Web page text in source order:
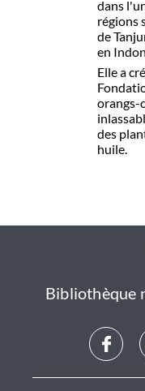
dans
régions
de
en
Elle a
orangs-
des
huile.
Bibliothèque